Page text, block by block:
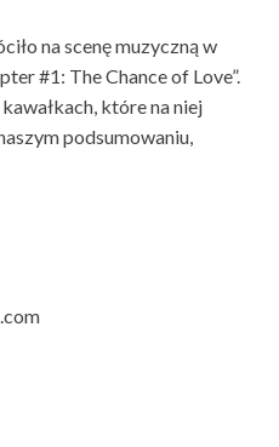
na scenę muzyczną w
#1: The Chance of Love”.
które na niej
podsumowaniu,